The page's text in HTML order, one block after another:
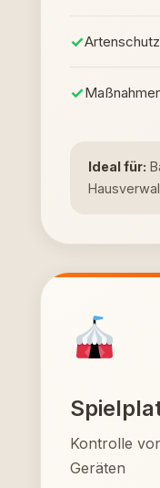
Ideal für:
Kontrolle
Geräten